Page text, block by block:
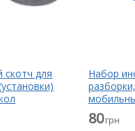
скотч для
к их
Набор
планшетов
80грн